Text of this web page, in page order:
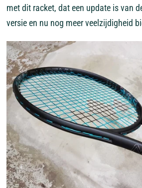
met dit racket, dat een update is van
versie en nu nog meer veelzijdigheid